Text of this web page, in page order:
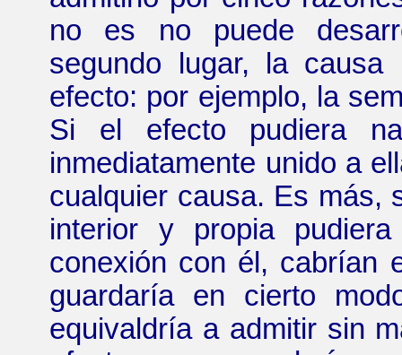
no es no puede
segundo lugar, la
efecto: por ejemplo, la
Si el efecto pudiera
inmediatamente unido a
cualquier causa. Es más,
interior y propia
conexión con él, cabrían
guardaría en cierto
equivaldría a admitir sin